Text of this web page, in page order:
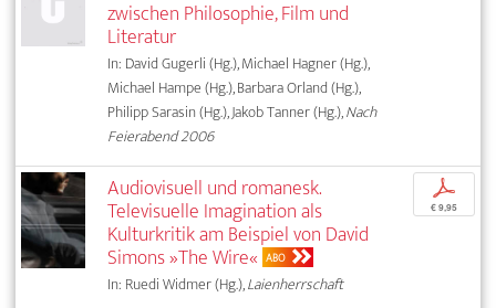
zwischen Philosophie, Film und
Literatur
In: David Gugerli (Hg.), Michael Hagner (Hg.),
Michael Hampe (Hg.), Barbara Orland (Hg.),
Philipp Sarasin (Hg.), Jakob Tanner (Hg.),Nach
Feierabend 2006
Audiovisuell und romanesk.
Televisuelle Imagination als
Kulturkritik am Beispiel von David
Simons »The Wire« ABO
In: Ruedi Widmer (Hg.),Laienherrschaft
p
€ 9,95